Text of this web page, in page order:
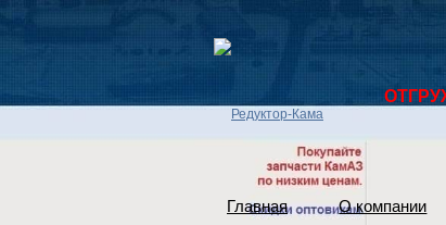
Главная О компании